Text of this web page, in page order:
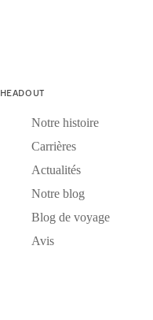
HEADOUT
Notre histoire
Carrières
Actualités
Notre blog
Blog de voyage
Avis